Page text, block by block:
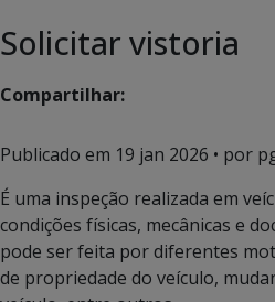
Solicitar vistoria
Compartilhar:
Publicado em 19 jan 2026 • por
É uma inspeção realizada em
condições físicas, mecânicas e
pode ser feita por diferentes
de propriedade do veículo,